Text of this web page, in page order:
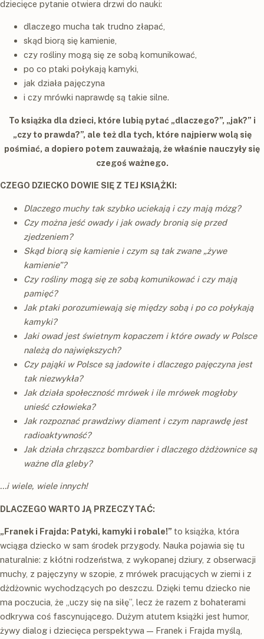
dziecięce pytanie otwiera drzwi do nauki:
dlaczego mucha tak trudno złapać,
skąd biorą się kamienie,
czy rośliny mogą się ze sobą komunikować,
po co ptaki połykają kamyki,
jak działa pajęczyna
i czy mrówki naprawdę są takie silne.
To książka dla dzieci, które lubią pytać „dlaczego?”, „jak?” i
„czy to prawda?”, ale też dla tych, które najpierw wolą się
pośmiać, a dopiero potem zauważają, że właśnie nauczyły się
czegoś ważnego.
CZEGO DZIECKO DOWIE SIĘ Z TEJ KSIĄŻKI:
Dlaczego muchy tak szybko uciekają i czy mają mózg?
Czy można jeść owady i jak owady bronią się przed
zjedzeniem?
Skąd biorą się kamienie i czym są tak zwane „żywe
kamienie”?
Czy rośliny mogą się ze sobą komunikować i czy mają
pamięć?
Jak ptaki porozumiewają się między sobą i po co połykają
kamyki?
Jaki owad jest świetnym kopaczem i które owady w Polsce
należą do największych?
Czy pająki w Polsce są jadowite i dlaczego pajęczyna jest
tak niezwykła?
Jak działa społeczność mrówek i ile mrówek mogłoby
unieść człowieka?
Jak rozpoznać prawdziwy diament i czym naprawdę jest
radioaktywność?
Jak działa chrząszcz bombardier i dlaczego dżdżownice są
ważne dla gleby?
...i wiele, wiele innych!
DLACZEGO WARTO JĄ PRZECZYTAĆ:
„Franek i Frajda: Patyki, kamyki i robale!” to książka, która
wciąga dziecko w sam środek przygody. Nauka pojawia się tu
naturalnie: z kłótni rodzeństwa, z wykopanej dziury, z obserwacji
muchy, z pajęczyny w szopie, z mrówek pracujących w ziemi i z
dżdżownic wychodzących po deszczu. Dzięki temu dziecko nie
ma poczucia, że „uczy się na siłę”, lecz że razem z bohaterami
odkrywa coś fascynującego. Dużym atutem książki jest humor,
żywy dialog i dziecięca perspektywa — Franek i Frajda myślą,